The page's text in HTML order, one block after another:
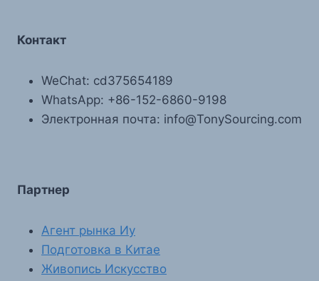
Контакт
WeChat: cd375654189
WhatsApp: +86-152-6860-9198
Электронная почта: info@TonySourcing.com
Партнер
Агент рынка Иу
Подготовка в Китае
Живопись Искусство